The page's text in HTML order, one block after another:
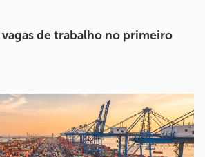
de trabalho no primeiro